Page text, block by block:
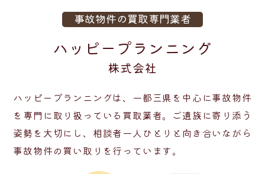
事故物件の買取専門業者
ハッピープランニング
株式会社
ハッピープランニングは、一都三県を中心に事故物件
を専門に取り扱っている買取業者。 ご遺族に寄り添う
姿勢を大切にし、相談者一人ひとりと向き合いながら
事故物件の買い取りを行っています。